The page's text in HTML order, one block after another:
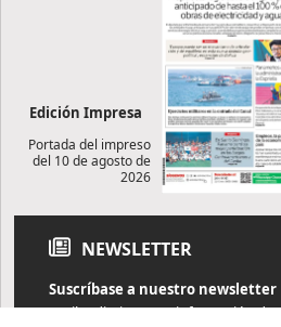
Edición Impresa
Portada del impreso
del 10 de agosto de
2026
NEWSLETTER
Suscríbase a nuestro newsletter
Reciba diariamente información